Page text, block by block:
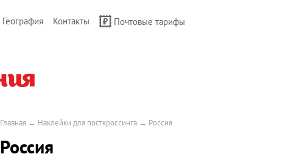
География Контакты Почтовые тарифы
Главная → Наклейки для посткроссинга → Россия
Россия